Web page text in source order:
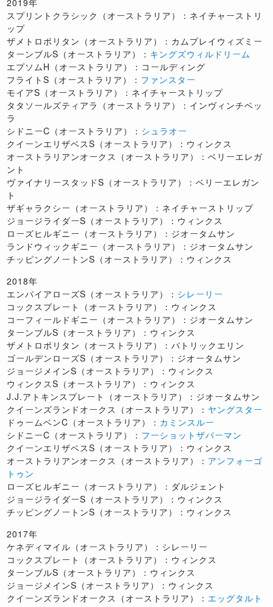
スプリントクラシック（オーストラリア）：ネイチャーストリ
ップ
ザメトロポリタン（オーストラリア）：カムプレイウィズミー
ターンブルS（オーストラリア）： キングズウィルドリーム
エプソムH（オーストラリア）：コールディング
フライトS（オーストラリア）： ファンスター
モイアS（オーストラリア）：ネイチャーストリップ
タタソールズティアラ（オーストラリア）：インヴィンチベッ
ラ
シドニーC（オーストラリア）： シュラオー
クイーンエリザベスS（オーストラリア）：ウィンクス
オーストラリアンオークス（オーストラリア）：ベリーエレガ
ント
ヴァイナリースタッドS（オーストラリア）：ベリーエレガン
ト
ザギャラクシー（オーストラリア）：ネイチャーストリップ
ジョージライダーS（オーストラリア）：ウィンクス
ローズヒルギニー（オーストラリア）：ジオータムサン
ランドウィックギニー（オーストラリア）：ジオータムサン
チッピングノートンS（オーストラリア）：ウィンクス
2018年
エンパイアローズS（オーストラリア）： シレーリー
コックスプレート（オーストラリア）：ウィンクス
コーフィールドギニー（オーストラリア）：ジオータムサン
ターンブルS（オーストラリア）：ウィンクス
ザメトロポリタン（オーストラリア）：パトリックエリン
ゴールデンローズS（オーストラリア）：ジオータムサン
ジョージメインS（オーストラリア）：ウィンクス
ウィンクスS（オーストラリア）：ウィンクス
J.J.アトキンスプレート（オーストラリア）：ジオータムサン
クイーンズランドオークス（オーストラリア）： ヤングスター
ドゥームベンC（オーストラリア）： カミンスルー
シドニーC（オーストラリア）： フーショットザバーマン
クイーンエリザベスS（オーストラリア）：ウィンクス
オーストラリアンオークス（オーストラリア）： アンフォーゴ
トゥン
ローズヒルギニー（オーストラリア）：ダルジェント
ジョージライダーS（オーストラリア）：ウィンクス
チッピングノートンS（オーストラリア）：ウィンクス
2017年
ケネディマイル（オーストラリア）：シレーリー
コックスプレート（オーストラリア）：ウィンクス
ターンブルS（オーストラリア）：ウィンクス
ジョージメインS（オーストラリア）：ウィンクス
クイーンズランドオークス（オーストラリア）： エッグタルト